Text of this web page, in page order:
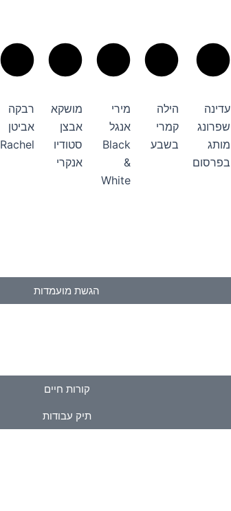
עדינה
שפרונג
מותג
בפרסום
הילה
קמרי
בשבע
מירי
אנגל
Black
&
White
מושקא
אבצן
סטודיו
אנקרי
רבקה
אביטן
Rachel
הגשת מועמדות
קורות חיים
תיק עבודות